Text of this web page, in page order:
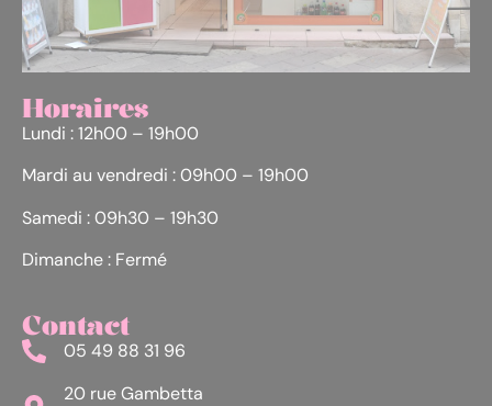
Horaires
Lundi : 12h00 – 19h00
Mardi au vendredi : 09h00 – 19h00
Samedi : 09h30 – 19h30
Dimanche : Fermé
Contact
05 49 88 31 96
20 rue Gambetta